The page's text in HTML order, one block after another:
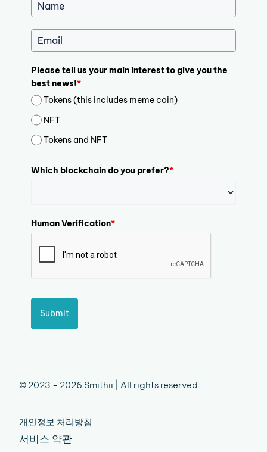
Please tell us your main interest to give you the
best news!*
Tokens (this includes meme coin)
NFT
Tokens and NFT
Which blockchain do you prefer?*
Human Verification*
Submit
© 2023 - 2026 Smithii | All rights reserved
개인정보 처리방침
서비스 약관